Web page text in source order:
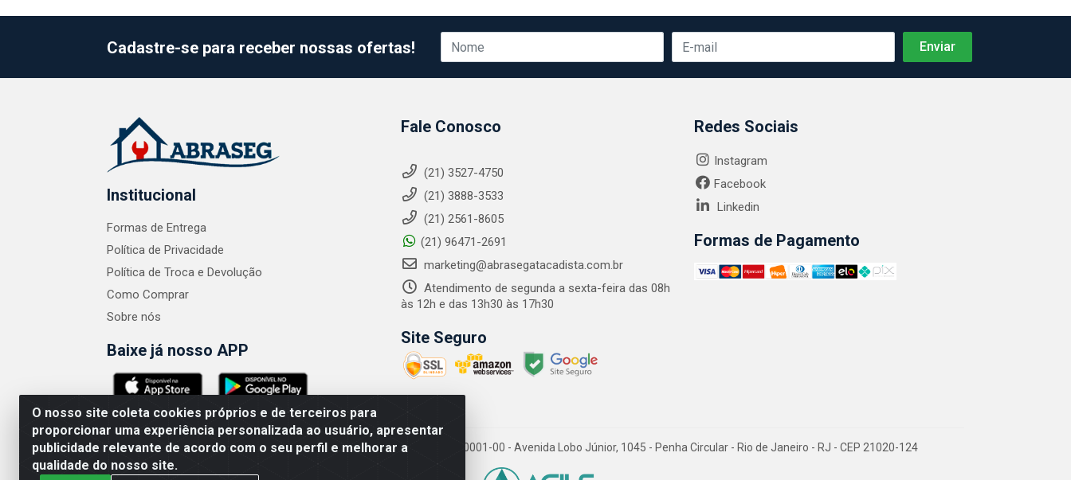
O nosso site coleta cookies próprios e de terceiros para
proporcionar uma experiência personalizada ao usuário, apresentar
publicidade relevante de acordo com o seu perfil e melhorar a
qualidade do nosso site.
Cadastre-se para receber nossas ofertas!
Institucional
Formas de Entrega
Política de Privacidade
Política de Troca e Devolução
Como Comprar
Sobre nós
Baixe já nosso APP
Fale Conosco
(21) 3527-4750
(21) 3888-3533
(21) 2561-8605
(21) 96471-2691
marketing@abrasegatacadista.com.br
Atendimento de segunda a sexta-feira das 08h
às 12h e das 13h30 às 17h30
Site Seguro
Redes Sociais
Instagram
Facebook
Linkedin
Formas de Pagamento
ABRASEG COMÉRCIO ATACADISTA LTDA - CNPJ: 10.894.768/0001-00 - Avenida Lobo Júnior, 1045 - Penha Circular - Rio de Janeiro - RJ - CEP 21020-124